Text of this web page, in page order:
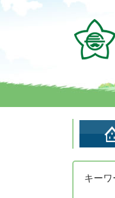
頭
す。
飛
し
キーワ